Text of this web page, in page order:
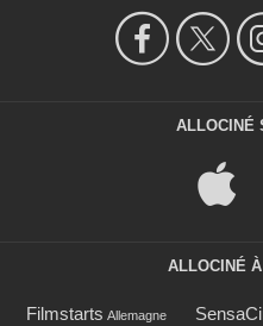
ALLOCINÉ
ALLOCINÉ
Filmstarts Allemagne